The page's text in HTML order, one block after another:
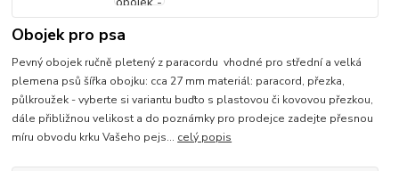
Obojek pro psa
Pevný obojek ručně pletený z paracordu vhodné pro střední a velká
plemena psů šířka obojku: cca 27 mm materiál: paracord, přezka,
půlkroužek - vyberte si variantu buďto s plastovou či kovovou přezkou,
dále přibližnou velikost a do poznámky pro prodejce zadejte přesnou
míru obvodu krku Vašeho pejs... celý popis